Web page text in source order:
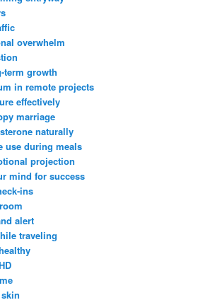
overwhelm
term growth
in remote projects
effectively
marriage
naturally
use during meals
projection
mind for success
ins
alert
traveling